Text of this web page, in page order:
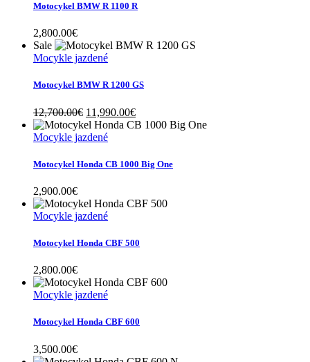
Motocykel BMW R 1100 R
2,800.00€
Sale
Mocykle jazdené
Motocykel BMW R 1200 GS
12,700.00€ Original
price
was:
11,990.00€Current
price
Mocykle jazdené
Motocykel Honda CB 1000 Big One
2,900.00€
Mocykle jazdené
Motocykel Honda CBF 500
2,800.00€
Mocykle jazdené
Motocykel Honda CBF 600
3,500.00€